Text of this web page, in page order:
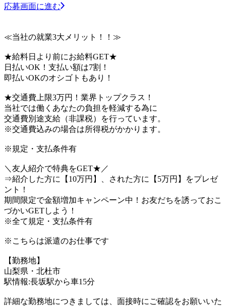
応募画面に進む
≪当社の就業3大メリット！！≫
★給料日より前にお給料GET★
日払いOK！支払い額は7割！
即払いOKのオシゴトもあり！
★交通費上限3万円！業界トップクラス！
当社では働くあなたの負担を軽減する為に
交通費別途支給（非課税）を行っています。
※交通費込みの場合は所得税がかかります。
※規定・支払条件有
＼友人紹介で特典をGET★／
⇒紹介した方に【10万円】、された方に【5万円】をプレゼ
ント！
期間限定で金額増加キャンペーン中！お友だちを誘っておこ
づかいGETしよう！
※全て規定・支払条件有
※こちらは派遣のお仕事です
【勤務地】
山梨県・北杜市
駅情報:長坂駅から車15分
詳細な勤務地につきましては、面接時にご確認をお願いいた